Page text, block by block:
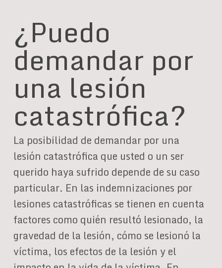
¿Puedo
demandar por
una lesión
catastrófica?
La posibilidad de demandar por una
lesión catastrófica que usted o un ser
querido haya sufrido depende de su caso
particular. En las indemnizaciones por
lesiones catastróficas se tienen en cuenta
factores como quién resultó lesionado, la
gravedad de la lesión, cómo se lesionó la
víctima, los efectos de la lesión y el